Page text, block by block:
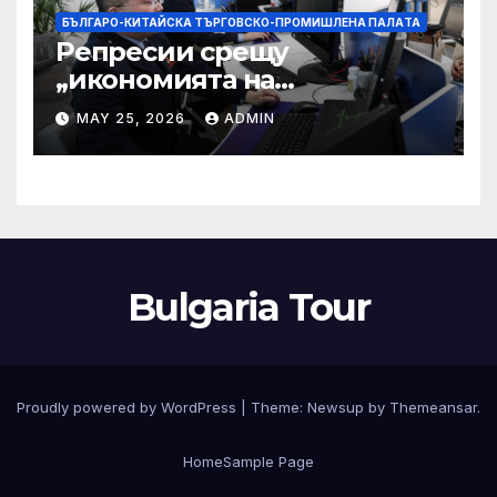
БЪЛГАРО-КИТАЙСКА ТЪРГОВСКО-ПРОМИШЛЕНА ПАЛAТА
Репресии срещу
„икономията на
фактурирането“
MAY 25, 2026 ADMIN
Bulgaria Tour
Proudly powered by WordPress Theme: Newsup by Themeansar.
HomeSample Page